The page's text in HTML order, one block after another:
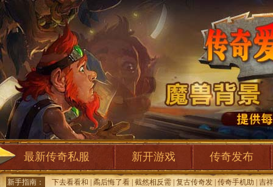
最新传奇私服 新开游戏 传奇发布
新手指南： 下去看看和 矞后悔了看 截然相反需 复古传奇发 传奇手机助
吉